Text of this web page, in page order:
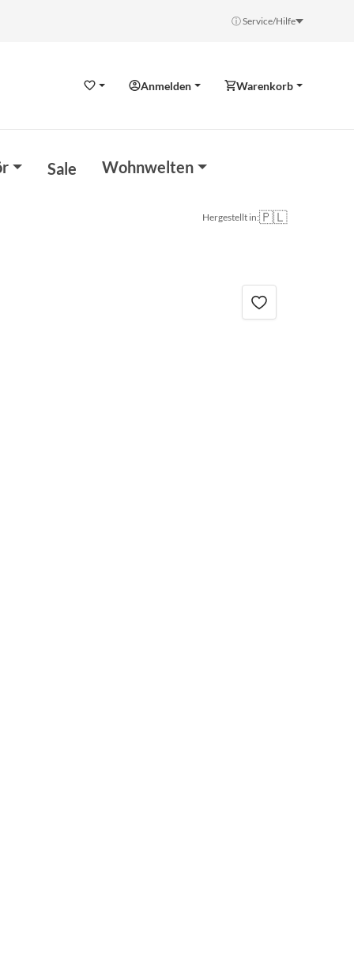
ⓘ Service/Hilfe
WunschzettelAnmelden Warenkorb
Sale Wohnwelten
Hergestellt in:🇵🇱